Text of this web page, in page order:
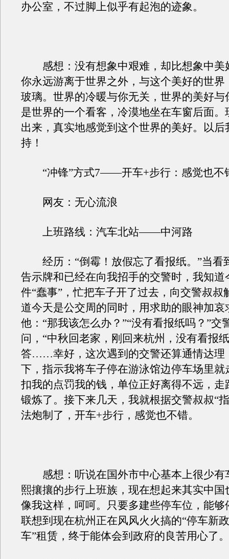
办公室，不过脚上似乎有起泡的迹象。
感想：没有想象中艰难，却比想象中美
你永远游离于世界之外，与这个美好的世界
玻璃。世界的冷暖与你无关，世界的美好与
是世界的一个看客，冷漠地坐在车窗后面。
出来，真实地感觉到这个世界的美好。以后
持！
“冲锋”方式7——开车+步行：感觉也不
网友：无心流浪
上班路线：汽车北站——中河路
经历：“倒霉！放假忘了看报纸。”当看
告示牌和已经在向我招手的交警时，我知道
件“蠢事”，忙把车子开了过去，向交警叔叔
道今天是公交周的同时，用求助的眼神加哀
他：“那我该怎么办？”“没有看报纸吗？”交
问，“中秋回老家，刚回来杭州，没有看报
答……幸好，这次遇到的交警还算通情达理
下，指示我将车子停在游泳馆边停车场里就
扣我的点罚我的钱，单位正好离得不远，走
锻炼了。接下来几天，我就根据交警叔叔“
法炮制了，开车+步行，感觉也不错。
感想：听说在国外市中心基本上很少有
熙攘攘的步行上班族，现在想起来其实中国
像我这样，呵呵。只要多建些停车位，能够
联想到现在杭州正在风风火火搞的“停车新
车”租赁，终于能体会到政府的良苦用心了。